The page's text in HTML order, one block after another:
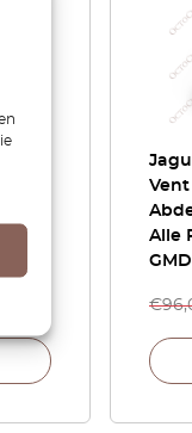
für
Alle
€